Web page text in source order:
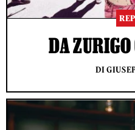
DA
DI